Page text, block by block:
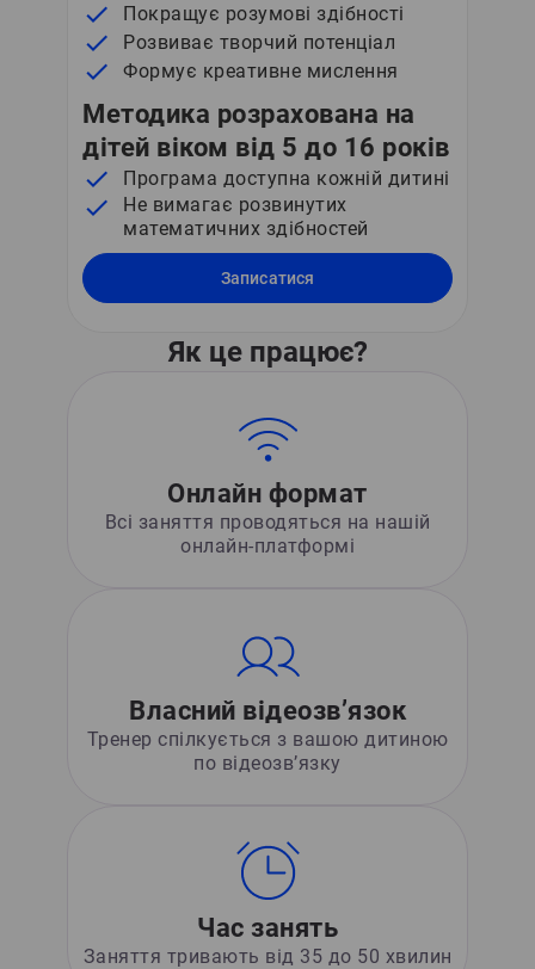
Покращує розумові здібності
Розвиває творчий потенціал
Формує креативне мислення
Методика розрахована на
дітей віком від 5 до 16 років
Програма доступна кожній дитині
Не вимагає розвинутих
математичних здібностей
Записатися
Як це працює?
Онлайн формат
Всі заняття проводяться на нашій
онлайн-платформі
Власний відеозв’язок
Тренер спілкується з вашою дитиною
по відеозв’язку
Час занять
Заняття тривають від 35 до 50 хвилин